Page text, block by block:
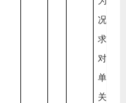
况，要
求企业
对处置
单位相
关资质